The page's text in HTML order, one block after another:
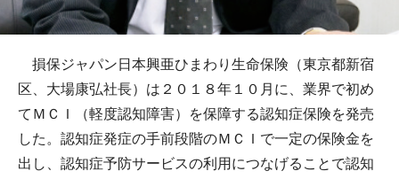
損保ジャパン日本興亜ひまわり生命保険（東京都新宿
区、大場康弘社長）は２０１８年１０月に、業界で初め
てＭＣＩ（軽度認知障害）を保障する認知症保険を発売
した。認知症発症の手前段階のＭＣＩで一定の保険金を
出し、認知症予防サービスの利用につなげることで認知